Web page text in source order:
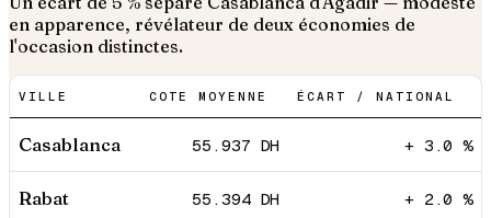
en apparence, révélateur de deux économies de
l'occasion distinctes.
VILLE COTE MOYENNE ÉCART / NATIONAL
Casablanca 55.937 DH + 3.0 %
Rabat 55.394DH + 2.0 %